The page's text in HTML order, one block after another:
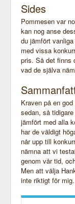
Sides
Pommesen var
kan nog anse
du jämfört
med vissa
pris. Så det finns
vad de själva
Kraven på en
sedan, så
jämfört med alla
har de väldigt
når upp till
nämna att vi
genom vår tid,
Men att välja
inte riktigt för mig.